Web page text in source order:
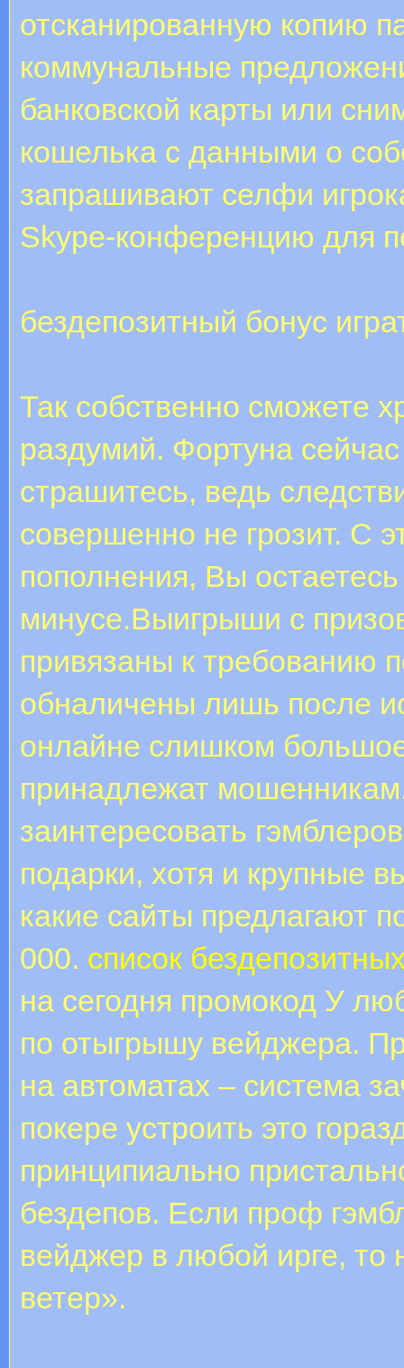
отсканированную копию
коммунальные
банковской карты или
кошелька с данными о
запрашивают селфи
Skype-конференцию для
бездепозитный бонус
Так собственно сможете
раздумий. Фортуна
страшитесь, ведь
совершенно не грозит. С
пополнения, Вы
минусе.Выигрыши с
привязаны к требованию
обналичены лишь после
онлайне слишком
принадлежат
заинтересовать
подарки, хотя и крупные
какие сайты предлагают
000. список
на сегодня промокод У
по отыгрышу вейджера.
на автоматах – система
покере устроить это
принципиально
бездепов. Если проф
вейджер в любой ирге, то
ветер».